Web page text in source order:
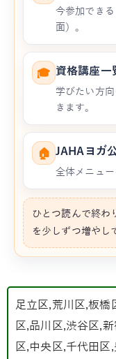
今参加でき
面）。
🎓 資格講座
学びたい方
きます。
🏠 JAHAヨガ
全体メニュー
ひとつ読んで終わ
を少しずつ増やし
足立区,荒川区,板橋
区,品川区,渋谷区,
区,中央区,千代田区